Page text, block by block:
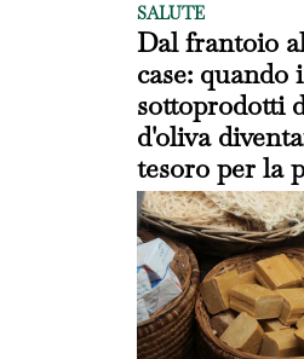
SALUTE
Dal frantoio
case: quando i
sottoprodotti
d'oliva
tesoro per la